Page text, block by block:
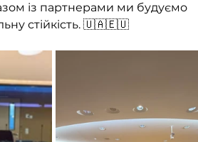
із партнерами ми будуємо
стійкість. 🇺🇦🇪🇺